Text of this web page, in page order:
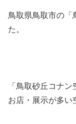
鳥取県鳥取市の「
た。
「鳥取砂丘コナ
お店・展示が多い